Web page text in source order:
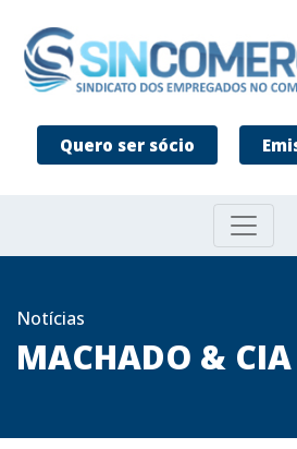
Quero ser sócio
Notícias
MACHADO &